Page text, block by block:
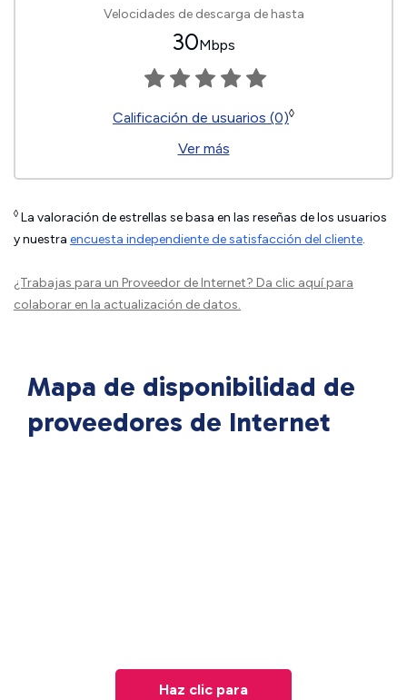
Velocidades de descarga de hasta
30Mbps
Calificación de usuarios (0)◊
Ver más
◊ La valoración de estrellas se basa en las reseñas de los usuarios
y nuestra encuesta independiente de satisfacción del cliente.
¿Trabajas para un Proveedor de Internet? Da clic aquípara
colaborar en la actualización de datos.
Mapa de disponibilidad de
proveedores de Internet
Haz clic para